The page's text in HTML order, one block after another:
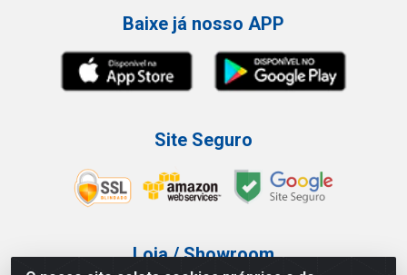
Baixe já nosso APP
Site Seguro
Loja / Showroom